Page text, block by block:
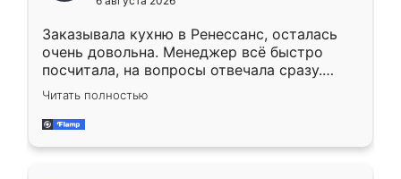
мебели буду заказывать только здесь.
Заказывала кухню в Ренессанс, осталась
очень довольна. Менеджер всё быстро
посчитала, на вопросы отвечала сразу.
Замерщик приехал в субботу, подошёл к
делу со всей ответственностью. Собрали
за день, ребята работали аккуратно, даже
Читать полностью